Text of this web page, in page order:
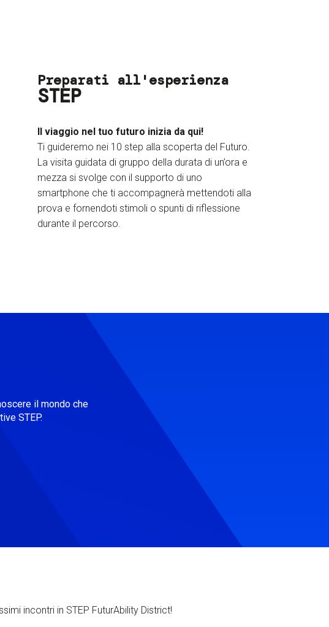
Preparati all'esperienza
STEP
Il viaggio nel tuo futuro inizia da qui!
Ti guideremo nei 10 step alla scoperta del Futuro.
La visita guidata di gruppo della durata di un’ora e
mezza si svolge con il supporto di uno
smartphone che ti accompagnerà mettendoti alla
prova e fornendoti stimoli o spunti di riflessione
durante il percorso.
il mondo che
STEP.
incontri in STEP FuturAbility District!